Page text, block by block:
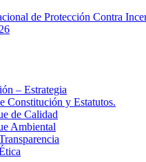
Contra
– Estrategia
Constitución y Estatutos.
de Calidad
Ambiental